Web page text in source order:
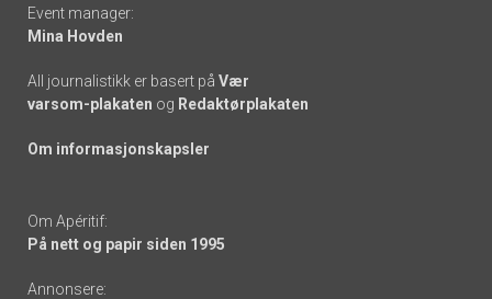
Event manager:
Mina Hovden
All journalistikk er basert på Vær
varsom-plakaten og Redaktørplakaten
Om informasjonskapsler
Om Apéritif:
På nett og papir siden 1995
Annonsere: